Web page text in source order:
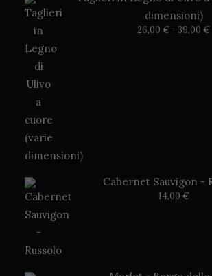
dimensioni)
26,00 € - 39,00 €
Cabernet Sauvigon -
14,00 €